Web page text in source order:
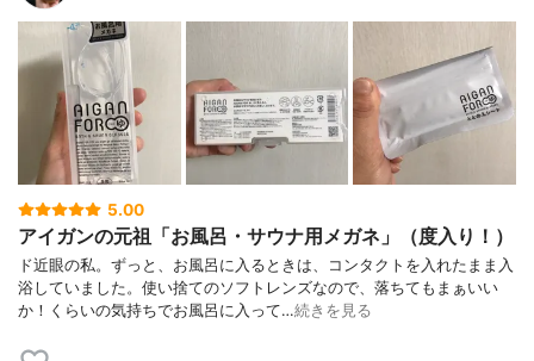
5.00
アイガンの元祖「お風呂・サウナ用メガネ」（度入り！）
ド近眼の私。ずっと、お風呂に入るときは、コンタクトを入れたまま入
浴していました。使い捨てのソフトレンズなので、落ちてもまぁいい
か！くらいの気持ちでお風呂に入って…続きを見る